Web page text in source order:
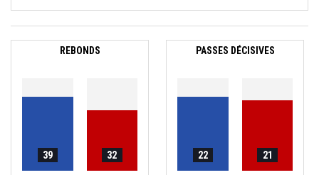
REBONDS
39 32
PASSES DÉCISIVES
22 21